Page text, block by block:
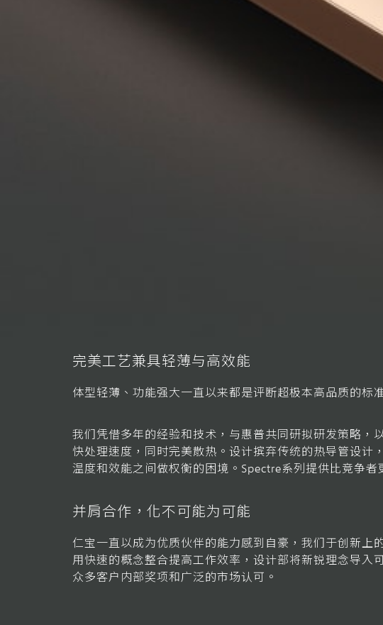
完美工艺兼具轻薄与高效能
体型轻薄、功能强大一直以来都是评断超极本高品质的标
我们凭借多年的经验和技术，与惠普共同研拟研发策略，
快处理速度，同时完美散热。设计摈弃传统的热导管设计
温度和效能之间做权衡的困境。Spectre系列提供比竞争者
并肩合作，化不可能为可能
仁宝一直以成为优质伙伴的能力感到自豪，我们于创新上
用快速的概念整合提高工作效率，设计部将新锐理念导
众多客户内部奖项和广泛的市场认可。